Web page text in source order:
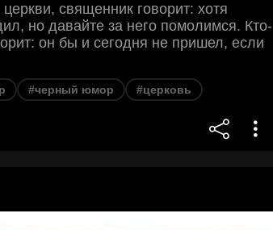
священник говорит: хотя
но давайте за него помолимся. Кто-
он бы и сегодня не пришел, если
#черный юмор #церковь